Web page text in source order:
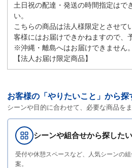
土日祝の配達・発送の時間指定はで
い。
こちらの商品は法人様限定とさせて
客様にはお届けできかねますので、
※沖縄・離島へはお届けできません。
【法人お届け限定商品】
お客様の「やりたいこと」から探
シーンや目的に合わせて、必要な商品を
シーンや組合せから探したい
受付や休憩スペースなど、人気シーンの
案。